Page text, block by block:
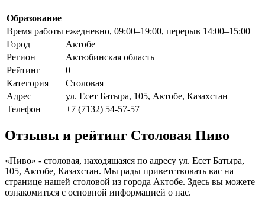
Образование
Время работы ежедневно, 09:00–19:00, перерыв 14:00–15:00
Город
Актобе
Регион
Актюбинская область
Рейтинг
0
Категория
Столовая
Адрес
ул. Есет Батыра, 105, Актобе, Казахстан
Телефон
+7 (7132) 54-57-57
Отзывы и рейтинг Столовая Пиво
«Пиво» - столовая, находящаяся по адресу ул. Есет Батыра,
105, Актобе, Казахстан. Мы рады приветствовать вас на
странице нашей столовой из города Актобе. Здесь вы можете
ознакомиться с основной информацией о нас.